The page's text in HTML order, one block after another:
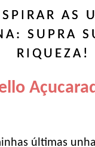
AS
SUPRA
RIQUEZA!
últimas